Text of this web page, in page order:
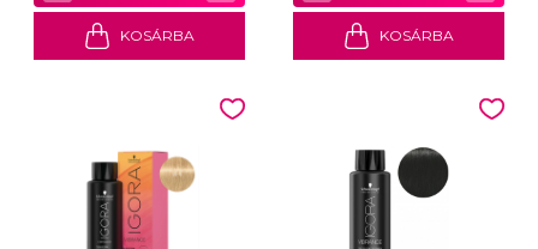
KOSÁRBA KOSÁRBA